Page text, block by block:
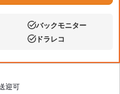
あり:バックモニター
あり:ドラレコ
迎可